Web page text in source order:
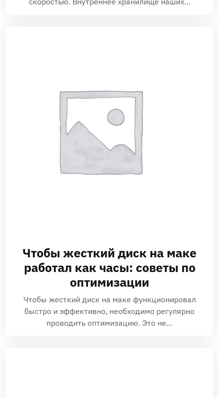
Чтобы жесткий диск на маке
работал как часы: советы по
оптимизации
Чтобы жесткий диск на маке функционировал
быстро и эффективно, необходимо регулярно
проводить оптимизацию. Это не…